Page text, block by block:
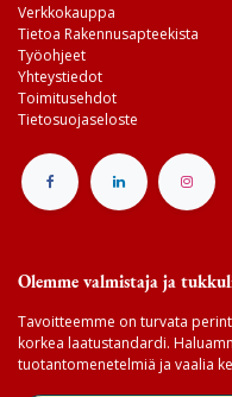
Verkkokauppa
Tietoa Rakennusapteekista
Työohjeet
Yhteystiedot
Toimitusehdot
Tietosuojaseloste
Olemme valmistaja ja
Tavoitteemme on turvata
korkea laatustandardi.
tuotantomenetelmiä ja vaalia